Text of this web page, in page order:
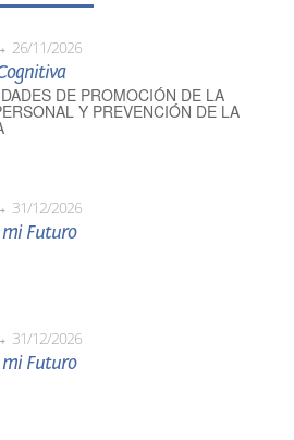
26/11/2026
DE PROMOCIÓN DE LA
Y PREVENCIÓN DE LA
31/12/2026
mi Futuro
31/12/2026
mi Futuro